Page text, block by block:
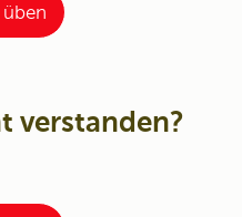
verstanden?